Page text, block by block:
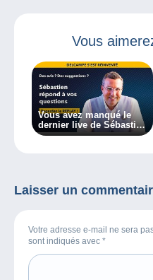
Vous
Vous avez manqué le
dernier live de Sébastien
Delcampe ? Regardez-le
Laisser un
Votre adresse e-mail ne sera
sont indiqués avec *